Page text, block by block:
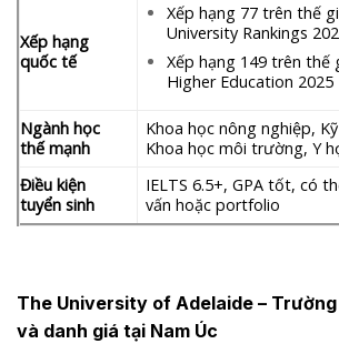
Xếp hạng
quốc tế
Xếp hạng 77 trên thế
University Rankings
Xếp hạng 149 trên thế
Higher Education 2025
Ngành học
thế mạnh
Khoa học nông nghiệp,
Khoa học môi trường, Y
Điều kiện
tuyển sinh
IELTS 6.5+, GPA tốt, có
vấn hoặc portfolio
The University of Adelaide –
và danh giá tại Nam Úc